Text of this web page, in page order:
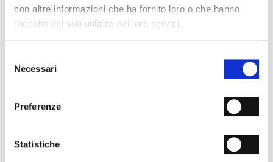
con altre informazioni che ha fornito loro o che hanno
raccolto dal suo utilizzo dei loro servizi.
delNecessari
Preferenze
Statistiche
SPEDIZIONI
METODI DI PAGAMENTO
Entra nella community Fabi Shoes e
ottieni il 15% di